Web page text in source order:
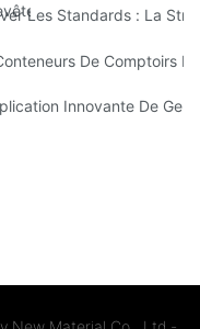
Mural En
Les Standards : La
Inspiré Des Pierres
De Comptoirs
Comptoirs D’accueil
Innovante De